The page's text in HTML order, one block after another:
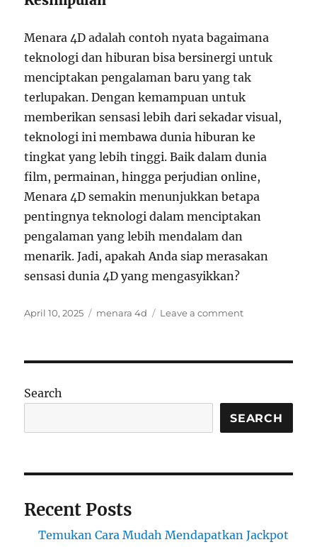
Menara 4D adalah contoh nyata bagaimana
teknologi dan hiburan bisa bersinergi untuk
menciptakan pengalaman baru yang tak
terlupakan. Dengan kemampuan untuk
memberikan sensasi lebih dari sekadar visual,
teknologi ini membawa dunia hiburan ke
tingkat yang lebih tinggi. Baik dalam dunia
film, permainan, hingga perjudian online,
Menara 4D semakin menunjukkan betapa
pentingnya teknologi dalam menciptakan
pengalaman yang lebih mendalam dan
menarik. Jadi, apakah Anda siap merasakan
sensasi dunia 4D yang mengasyikkan?
Posted
April 10, 2025 Tags
menara 4d Leave a commenton
Dunia
Hiburan
dan
Search
SEARCH
Recent Posts
Temukan Cara Mudah Mendapatkan Jackpot